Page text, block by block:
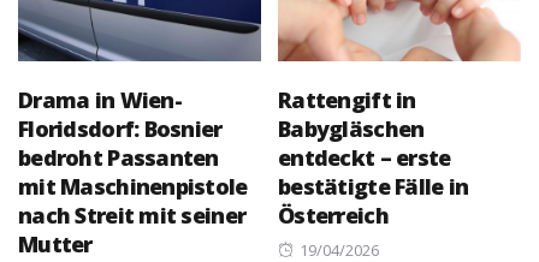
Drama in Wien-
Floridsdorf: Bosnier
bedroht Passanten
mit Maschinenpistole
nach Streit mit seiner
Mutter
Rattengift in
Babygläschen
entdeckt – erste
bestätigte Fälle in
Österreich
Posted
19/04/2026